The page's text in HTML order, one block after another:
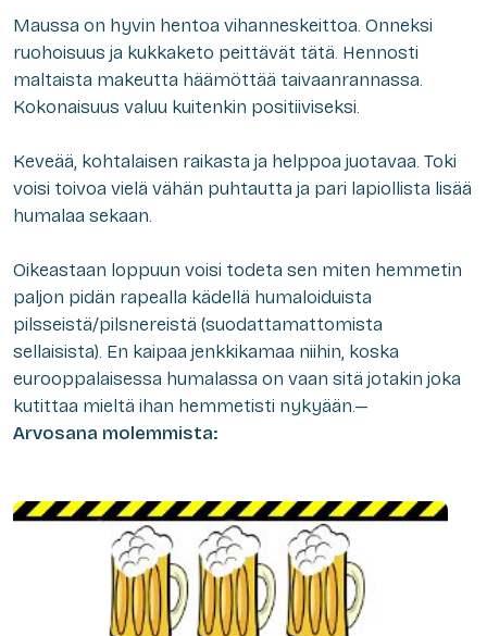
Maussa on hyvin hentoa vihanneskeittoa. Onneksi
ruohoisuus ja kukkaketo peittävät tätä. Hennosti
maltaista makeutta häämöttää taivaanrannassa.
Kokonaisuus valuu kuitenkin positiiviseksi.
Keveää, kohtalaisen raikasta ja helppoa juotavaa. Toki
voisi toivoa vielä vähän puhtautta ja pari lapiollista lisää
humalaa sekaan.
Oikeastaan loppuun voisi todeta sen miten hemmetin
paljon pidän rapealla kädellä humaloiduista
pilsseistä/pilsnereistä (suodattamattomista
sellaisista). En kaipaa jenkkikamaa niihin, koska
eurooppalaisessa humalassa on vaan sitä jotakin joka
kutittaa mieltä ihan hemmetisti nykyään.—
Arvosana molemmista: